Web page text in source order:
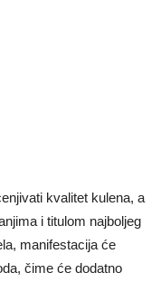
kvalitet kulena, a
i titulom najboljeg
manifestacija će
čime će dodatno